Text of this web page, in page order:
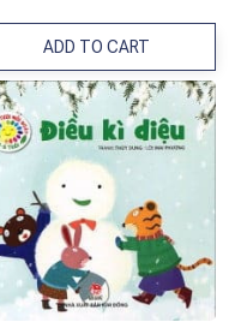
ADD TO CART